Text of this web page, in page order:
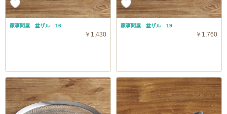
家事問屋 盆ザル 16
￥1,430
家事問屋 盆ザル 19
￥1,760